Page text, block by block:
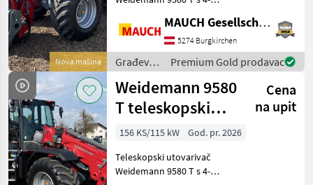
Nova mašina
motorom, hidrostatskim
pogonom na sve kotače,
100%-tnom blokadom
diferencijala, plivajućim pol
MAUCH Gesellschaft m.b.H. & Co.KG
5274 Burgkirchen
Građevinski
strojevi /
Weidemann
Premium Gold prodavac
Weidemann 9580
T teleskopski
utovarivač na
kotačima
Cena
na upit
156 KS/115 kW
God. pr. 2026
Teleskopski utovarivač
Weidemann 9580 T s 4-